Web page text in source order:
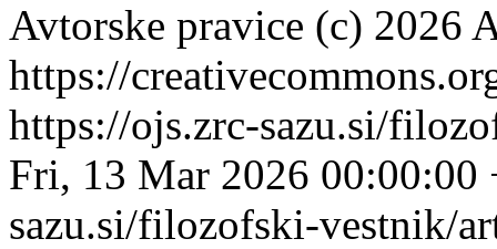
Avtorske pravice (c) 2026
https://
https://ojs.zrc-sazu.si/
Fri, 13 Mar 2026 00:00:00
sazu.si/filozofski-vestnik/